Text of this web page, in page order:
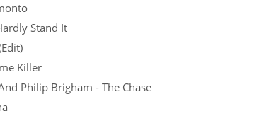
Stand It
Killer
Philip Brigham - The Chase